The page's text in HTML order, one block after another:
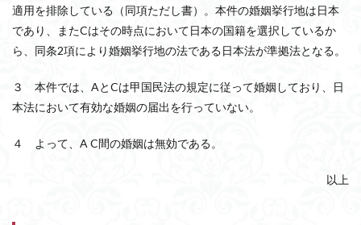
適用を排除している（同項ただし書）。本件の婚姻挙行地は日本
であり、またCはその時点において日本の国籍を選択しているか
ら、同条2項により婚姻挙行地の法である日本法が準拠法となる。
３ 本件では、AとCは甲国民法の規定に従って婚姻しており、日
本法において有効な婚姻の届出を行っていない。
４ よって、A C間の婚姻は無効である。
以上